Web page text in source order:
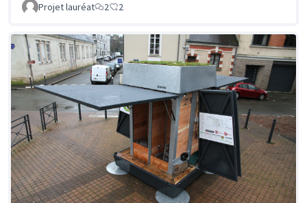
Projet lauréat 2 2